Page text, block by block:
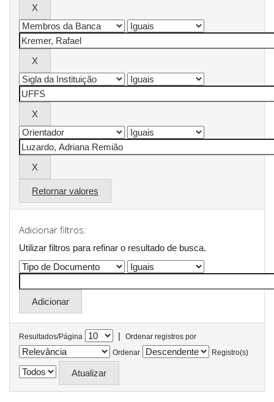
Retornar valores
Adicionar filtros:
Utilizar filtros para refinar o resultado de busca.
Resultados/Página |
Ordenar registros por
Ordenar
Registro(s)